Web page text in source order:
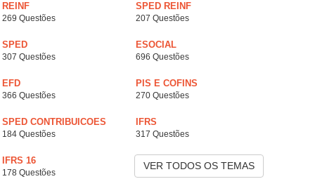
REINF
269 Questões
SPED REINF
207 Questões
SPED
307 Questões
ESOCIAL
696 Questões
EFD
366 Questões
PIS E COFINS
270 Questões
SPED CONTRIBUICOES
184 Questões
IFRS
317 Questões
IFRS 16
178 Questões
VER TODOS OS TEMAS